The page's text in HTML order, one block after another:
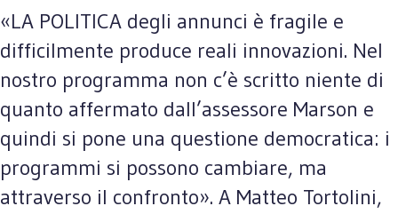
«LA POLITICA degli annunci è fragile e
difficilmente produce reali innovazioni. Nel
nostro programma non c’è scritto niente di
quanto affermato dall’assessore Marson e
quindi si pone una questione democratica: i
programmi si possono cambiare, ma
attraverso il confronto». A Matteo Tortolini,